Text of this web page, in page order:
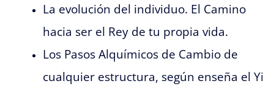
La evolución del individuo. El Camino
hacia ser el Rey de tu propia vida.
Los Pasos Alquímicos de Cambio de
cualquier estructura, según enseña el Yi